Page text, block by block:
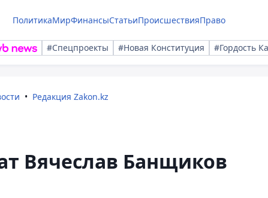
ПолитикаМирФинансыСтатьиПроисшествияПраво
#Спецпроекты #Новая Конституция #Гордость
Редакция Zakon.kz
Вячеслав Банщиков